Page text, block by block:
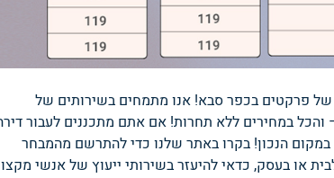
של פרקטים בכפר סבא! אנו מתמחים בשירותים של
והכל במחירים ללא תחרות! אם אתם מתכננים לעבור
הנכון! בקרו באתר שלנו כדי להתרשם מהמבחר
או בעסק, כדאי להיעזר בשירותי ייעוץ של אנשי